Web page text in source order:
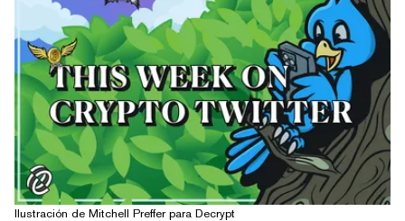
Ilustración de Mitchell Preffer para Decrypt